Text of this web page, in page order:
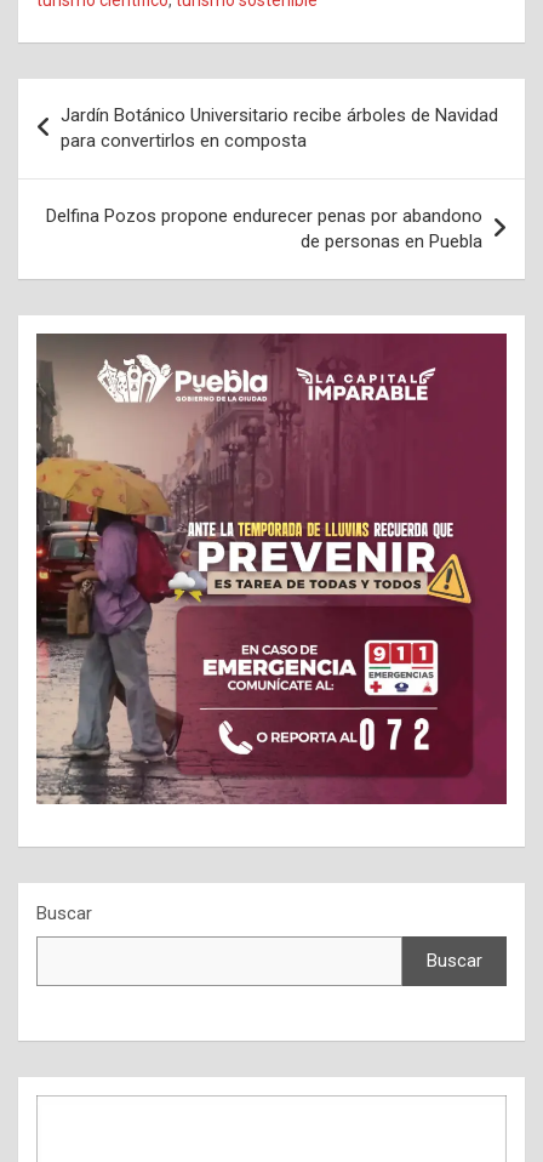
de
entradas
Jardín Botánico Universitario recibe árboles de Navidad
para convertirlos en composta
Delfina Pozos propone endurecer penas por abandono
de personas en Puebla
Buscar
Buscar